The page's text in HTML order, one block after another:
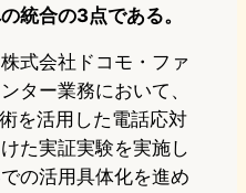
統合の3点である。
式会社ドコモ・ファ
ター業務において、
を活用した電話応対
た実証実験を実施し
の活用具体化を進め